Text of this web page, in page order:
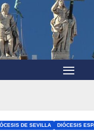
DE SEVILLA DIÓCESIS